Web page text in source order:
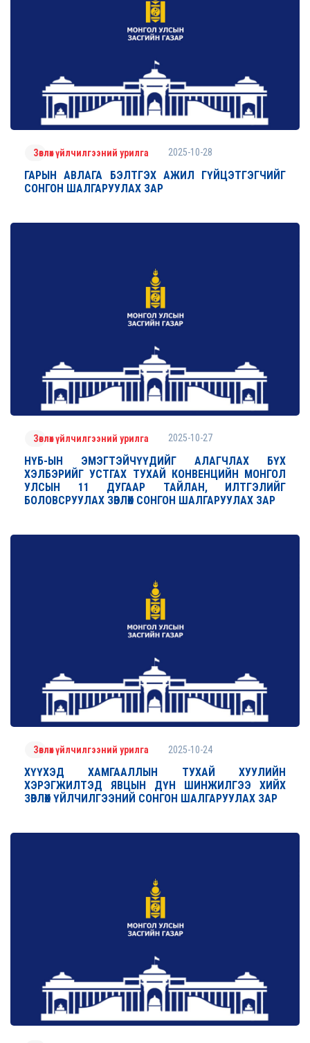
Зөвлөх үйлчилгээний урилга 2025-10-28
ГАРЫН АВЛАГА БЭЛТГЭХ АЖИЛ ГҮЙЦЭТГЭГЧИЙГ
СОНГОН ШАЛГАРУУЛАХ ЗАР
Зөвлөх үйлчилгээний урилга 2025-10-27
НҮБ-ЫН ЭМЭГТЭЙЧҮҮДИЙГ АЛАГЧЛАХ БҮХ
ХЭЛБЭРИЙГ УСТГАХ ТУХАЙ КОНВЕНЦИЙН МОНГОЛ
УЛСЫН 11 ДУГААР ТАЙЛАН, ИЛТГЭЛИЙГ
БОЛОВСРУУЛАХ ЗӨВЛӨХ СОНГОН ШАЛГАРУУЛАХ ЗАР
Зөвлөх үйлчилгээний урилга 2025-10-24
ХҮҮХЭД ХАМГААЛЛЫН ТУХАЙ ХУУЛИЙН
ХЭРЭГЖИЛТЭД ЯВЦЫН ДҮН ШИНЖИЛГЭЭ ХИЙХ
ЗӨВЛӨХ ҮЙЛЧИЛГЭЭНИЙ СОНГОН ШАЛГАРУУЛАХ ЗАР